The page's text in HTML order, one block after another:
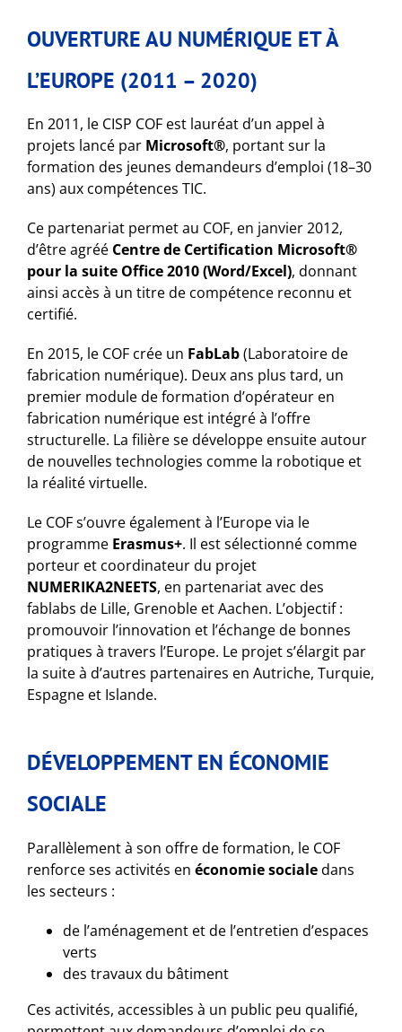
OUVERTURE AU NUMÉRIQUE ET À
L’EUROPE (2011 – 2020)
En 2011, le CISP COF est lauréat d’un appel à
projets lancé par Microsoft®, portant sur la
formation des jeunes demandeurs d’emploi (18–30
ans) aux compétences TIC.
Ce partenariat permet au COF, en janvier 2012,
d’être agréé Centre de Certification Microsoft®
pour la suite Office 2010 (Word/Excel), donnant
ainsi accès à un titre de compétence reconnu et
certifié.
En 2015, le COF crée un FabLab(Laboratoire de
fabrication numérique). Deux ans plus tard, un
premier module de formation d’opérateur en
fabrication numérique est intégré à l’offre
structurelle. La filière se développe ensuite autour
de nouvelles technologies comme la robotique et
la réalité virtuelle.
Le COF s’ouvre également à l’Europe via le
programme Erasmus+. Il est sélectionné comme
porteur et coordinateur du projet
NUMERIKA2NEETS, en partenariat avec des
fablabs de Lille, Grenoble et Aachen. L’objectif :
promouvoir l’innovation et l’échange de bonnes
pratiques à travers l’Europe. Le projet s’élargit par
la suite à d’autres partenaires en Autriche, Turquie,
Espagne et Islande.
DÉVELOPPEMENT EN ÉCONOMIE
SOCIALE
Parallèlement à son offre de formation, le COF
renforce ses activités en économie socialedans
les secteurs :
de l’aménagement et de l’entretien d’espaces
verts
des travaux du bâtiment
Ces activités, accessibles à un public peu qualifié,